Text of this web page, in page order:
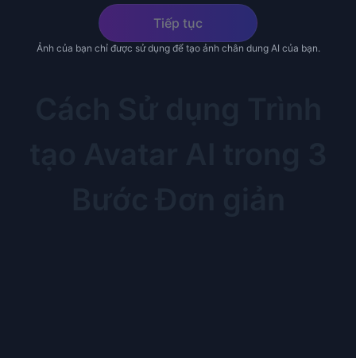
Tiếp tục
Ảnh của bạn chỉ được sử dụng để tạo ảnh chân dung AI của bạn.